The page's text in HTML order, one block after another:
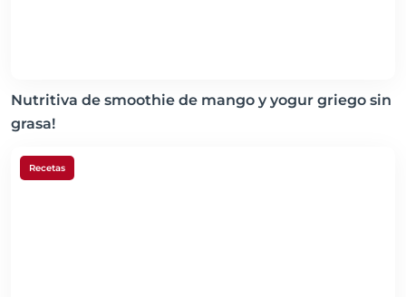
Nutritiva de smoothie de mango y yogur griego sin
grasa!
Recetas